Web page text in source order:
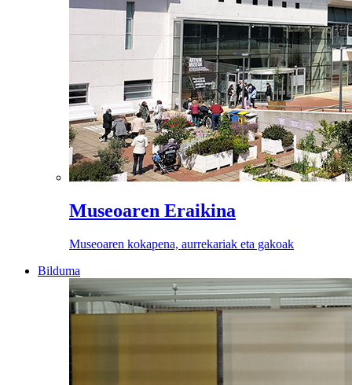
Museoaren Eraikina
Museoaren kokapena, aurrekariak eta gakoak
Bilduma